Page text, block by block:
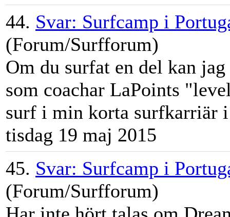
44. Svar: Surfcamp i
(Forum/Surfforum)
Om du surfat en del kan
som coachar LaPoints
surf i min korta surfkarriär
tisdag 19 maj 2015
45. Svar: Surfcamp i
(Forum/Surfforum)